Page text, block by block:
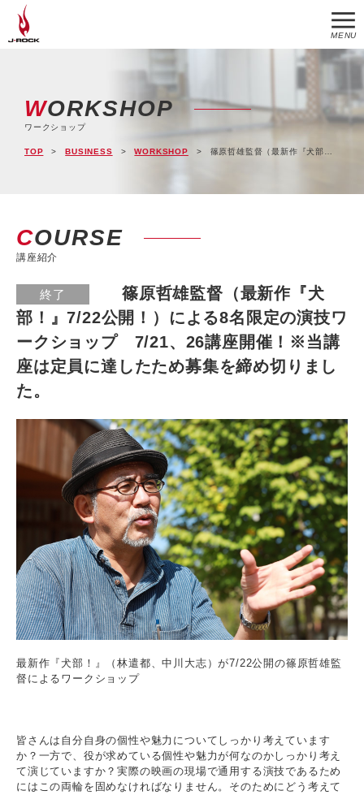
MENU
WORKSHOP
ワークショップ
TOP BUSINESS WORKSHOP 篠原哲雄監督（最新作『犬部！』7/22公開！）による8名限定の演技ワークショップ 7/21、26講座開催！※当講座は定員に達したため募集を締め切りました。
COURSE
講座紹介
終了
篠原哲雄監督（最新作『犬
部！』7/22公開！）による8名限定の演技ワ
ークショップ 7/21、26講座開催！※当講
座は定員に達したため募集を締め切りまし
た。
最新作『犬部！』（林遣都、中川大志）が7/22公開の篠原哲雄監
督によるワークショップ
皆さんは自分自身の個性や魅力についてしっかり考えています
か？一方で、役が求めている個性や魅力が何なのかしっかり考え
て演じていますか？実際の映画の現場で通用する演技であるため
にはこの両輪を固めなければなりません。そのためにどう考えて